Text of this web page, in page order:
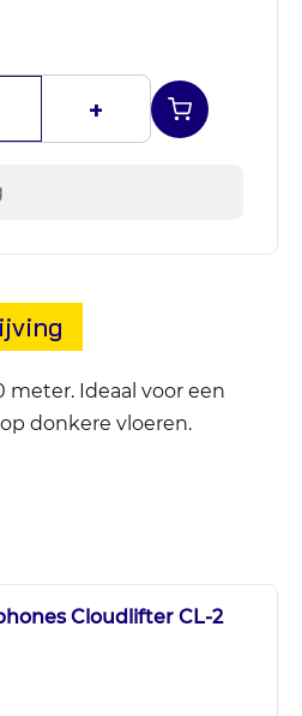
+
meter. Ideaal voor een
donkere vloeren.
Cloudlifter CL-2